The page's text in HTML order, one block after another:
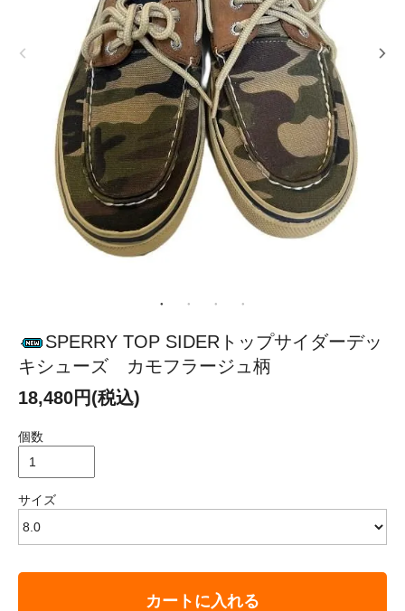
SPERRY TOP SIDERトップサイダーデッ
キシューズ カモフラージュ柄
18,480円(税込)
個数
サイズ
カートに入れる